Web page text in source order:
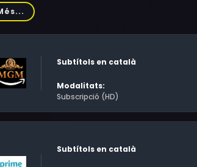
desaparece sin dejar rastro, así
en peligro.
Subtítols en català
Modalitats:
Subscripció (HD)
Subtítols en català